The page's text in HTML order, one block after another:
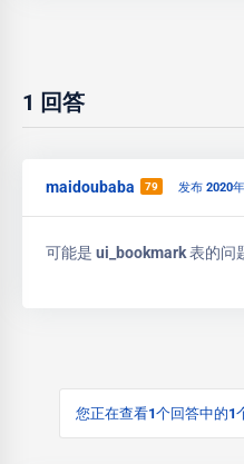
1 回答
maidoubaba 79 发布 2020
可能是 ui_bookmark 表的问
您正在查看1个回答中的1